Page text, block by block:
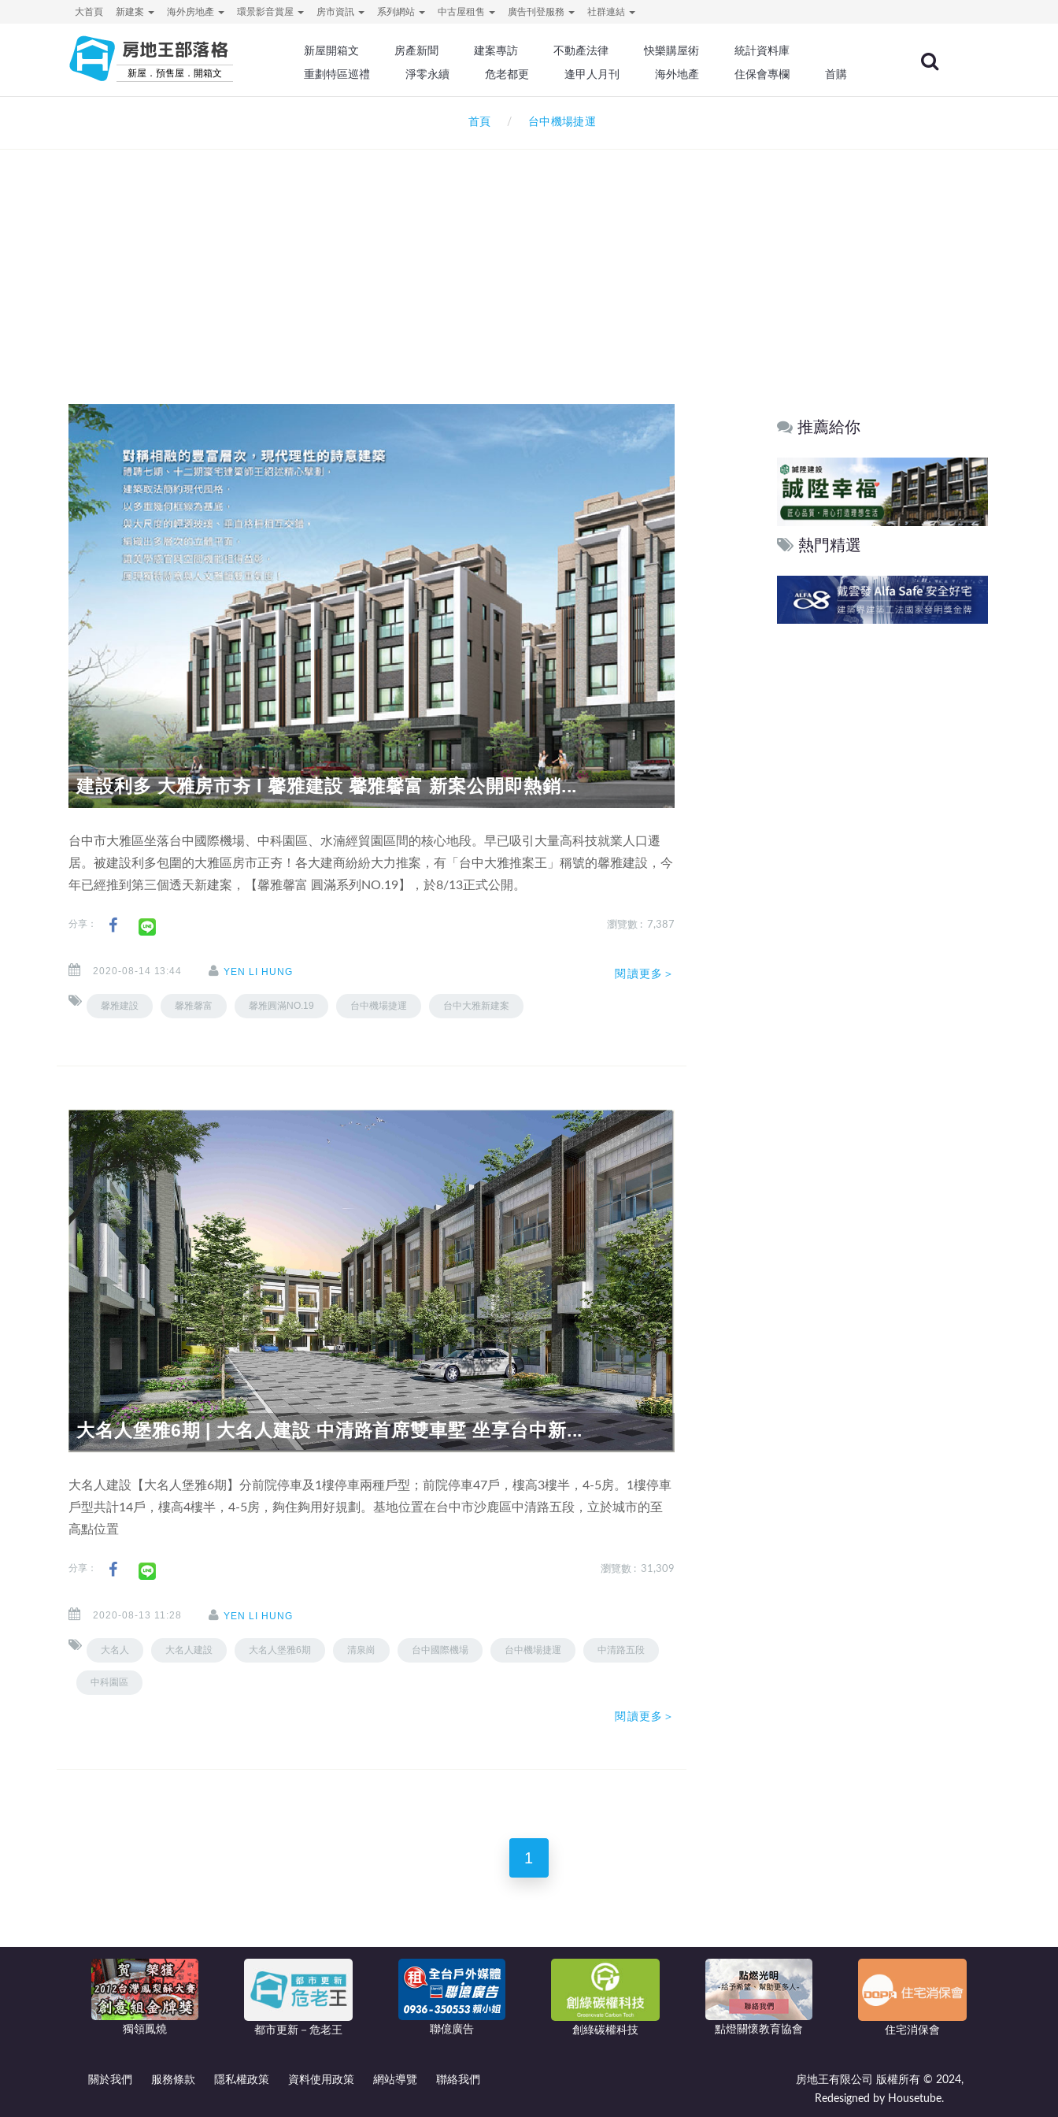
大首頁 新建案 海外房地產 環景影音賞屋 房市資訊 系列網站 中古屋租售 廣告刊登服務 社群連結
房地王部落格
新屋．預售屋．開箱文
新屋開箱文 房產新聞 建案專訪 不動產法律 快樂購屋術
統計資料庫
重劃特區巡禮
淨零永續 危老都更 逢甲人月刊 海外地產 住保會專欄 首購
首頁 台中機場捷運
建設利多 大雅房市夯 l 馨雅建設 馨雅馨富 新案公開即熱銷...
台中市大雅區坐落台中國際機場、中科園區、水湳經貿園區間的核心地段。早已吸引大量高科技就業人口遷
居。被建設利多包圍的大雅區房市正夯！各大建商紛紛大力推案，有「台中大雅推案王」稱號的馨雅建設，今
年已經推到第三個透天新建案，【馨雅馨富 圓滿系列NO.19】，於8/13正式公開。
分享： 瀏覽數 : 7,387
2020-08-14 13:44 YEN LI HUNG
馨雅建設 馨雅馨富 馨雅圓滿NO.19 台中機場捷運 台中大雅新建案
閱讀更多＞
大名人堡雅6期 | 大名人建設 中清路首席雙車墅 坐享台中新...
大名人建設【大名人堡雅6期】分前院停車及1樓停車兩種戶型；前院停車47戶，樓高3樓半，4-5房。1樓停車
戶型共計14戶，樓高4樓半，4-5房，夠住夠用好規劃。基地位置在台中市沙鹿區中清路五段，立於城市的至
高點位置
分享： 瀏覽數 : 31,309
2020-08-13 11:28 YEN LI HUNG
大名人 大名人建設 大名人堡雅6期 清泉崗 台中國際機場 台中機場捷運 中清路五段
中科園區
閱讀更多＞
推薦給你
熱門精選
1
獨領鳳燒 都市更新－危老王 聯億廣告 創綠碳權科技 點燈關懷教育協會 住宅消保會
關於我們 服務條款 隱私權政策 資料使用政策 網站導覽 聯絡我們
房地王有限公司 版權所有 © 2024,
Redesigned by Housetube.